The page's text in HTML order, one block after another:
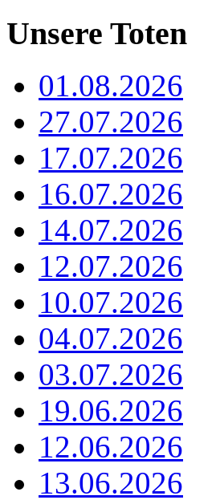
Unsere Toten
01.08.2026
27.07.2026
17.07.2026
16.07.2026
14.07.2026
12.07.2026
10.07.2026
04.07.2026
03.07.2026
19.06.2026
12.06.2026
13.06.2026